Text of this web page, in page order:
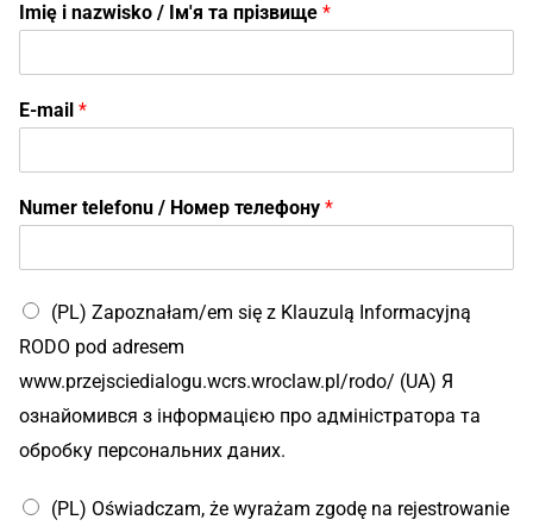
Imię i nazwisko / Ім'я та прізвище *
E-mail *
Numer telefonu / Номер телефону *
(PL) Zapoznałam/em się z Klauzulą Informacyjną
RODO pod adresem
www.przejsciedialogu.wcrs.wroclaw.pl/rodo/ (UA) Я
ознайомився з інформацією про адміністратора та
обробку персональних даних.
(PL) Oświadczam, że wyrażam zgodę na rejestrowanie